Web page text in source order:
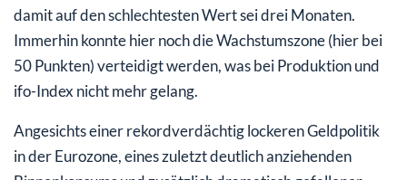
damit auf den schlechtesten Wert sei drei Monaten.
Immerhin konnte hier noch die Wachstumszone (hier bei
50 Punkten) verteidigt werden, was bei Produktion und
ifo-Index nicht mehr gelang.
Angesichts einer rekordverdächtig lockeren Geldpolitik
in der Eurozone, eines zuletzt deutlich anziehenden